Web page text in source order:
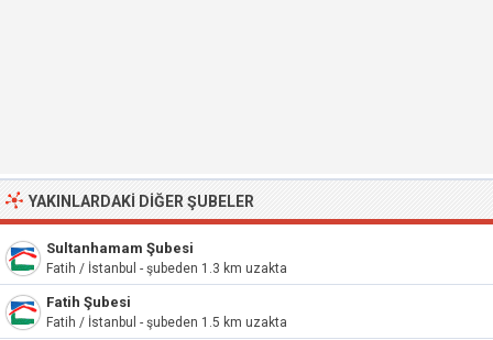
YAKINLARDAKI DIĞER ŞUBELER
Sultanhamam Şubesi
Fatih / İstanbul - şubeden 1.3 km uzakta
Fatih Şubesi
Fatih / İstanbul - şubeden 1.5 km uzakta